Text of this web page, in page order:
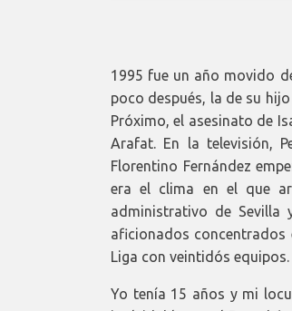
1995 fue un año movido
poco después, la de su
Próximo, el asesinato de
Arafat. En la televisión,
Florentino Fernández
era el clima en el que
administrativo de
aficionados concentrados
Liga con veintidós equipos.
Yo tenía 15 años y mi